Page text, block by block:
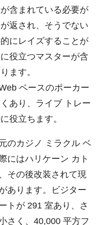
含まれている必要が
返され、そうでない
にレイズすることが
役立つマスターが含
ます。
ベースのポーカー
あり、ライブ トレー
役立ちます。
のカジノ ミラクル ベ
にはハリケーン カト
その後改装されて現
あります。ビジター
トが 291 室あり、さ
さく、40,000 平方フ